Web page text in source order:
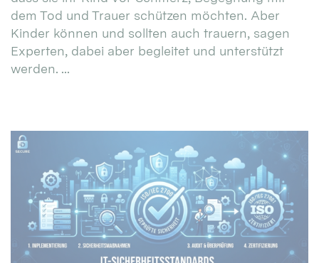
dem Tod und Trauer schützen möchten. Aber
Kinder können und sollten auch trauern, sagen
Experten, dabei aber begleitet und unterstützt
werden. ...